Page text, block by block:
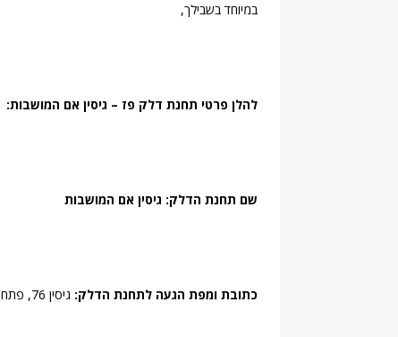
במיוחד בשבילך,
להלן פרטי תחנת דלק פז – גיסין אם המושבות:
שם תחנת הדלק: גיסין אם המושבות
כתובת ומפת הגעה לתחנת הדלק: גיסין 76, פתח תקוה ,